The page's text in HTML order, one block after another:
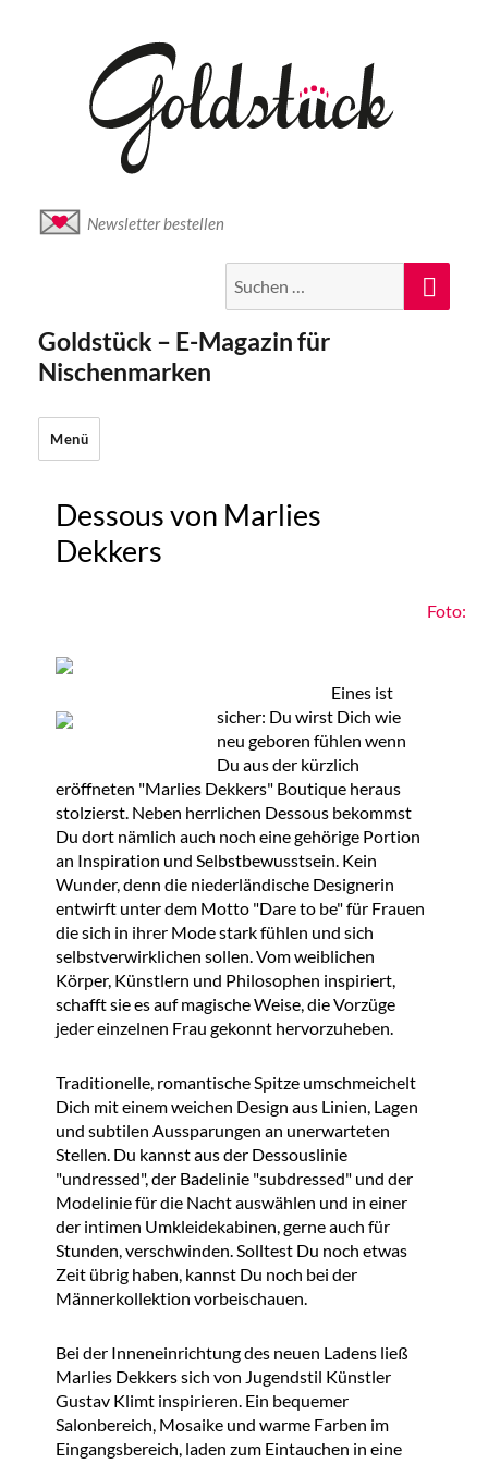
Newsletter bestellen
nach:
Goldstück – E-Magazin für
Nischenmarken
Menü
Dessous von Marlies
Dekkers
Foto:
Eines ist
sicher: Du wirst Dich wie
neu geboren fühlen wenn
Du aus der kürzlich
eröffneten "Marlies Dekkers" Boutique heraus
stolzierst. Neben herrlichen Dessous bekommst
Du dort nämlich auch noch eine gehörige Portion
an Inspiration und Selbstbewusstsein. Kein
Wunder, denn die niederländische Designerin
entwirft unter dem Motto "Dare to be" für Frauen
die sich in ihrer Mode stark fühlen und sich
selbstverwirklichen sollen. Vom weiblichen
Körper, Künstlern und Philosophen inspiriert,
schafft sie es auf magische Weise, die Vorzüge
jeder einzelnen Frau gekonnt hervorzuheben.
Traditionelle, romantische Spitze umschmeichelt
Dich mit einem weichen Design aus Linien, Lagen
und subtilen Aussparungen an unerwarteten
Stellen. Du kannst aus der Dessouslinie
"undressed", der Badelinie "subdressed" und der
Modelinie für die Nacht auswählen und in einer
der intimen Umkleidekabinen, gerne auch für
Stunden, verschwinden. Solltest Du noch etwas
Zeit übrig haben, kannst Du noch bei der
Männerkollektion vorbeischauen.
Bei der Inneneinrichtung des neuen Ladens ließ
Marlies Dekkers sich von Jugendstil Künstler
Gustav Klimt inspirieren. Ein bequemer
Salonbereich, Mosaike und warme Farben im
Eingangsbereich, laden zum Eintauchen in eine